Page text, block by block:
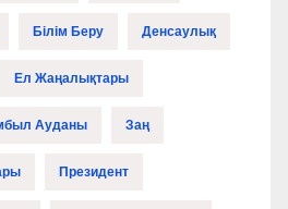
Білім Беру Денсаулық
Ел Жаңалықтары
Ауданы Заң
Президент